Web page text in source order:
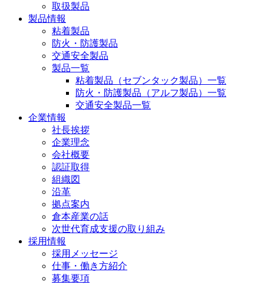
取扱製品
製品情報
粘着製品
防火・防護製品
交通安全製品
製品一覧
粘着製品（セブンタック製品）一覧
防火・防護製品（アルフ製品）一覧
交通安全製品一覧
企業情報
社長挨拶
企業理念
会社概要
認証取得
組織図
沿革
拠点案内
倉本産業の話
次世代育成支援の取り組み
採用情報
採用メッセージ
仕事・働き方紹介
募集要項